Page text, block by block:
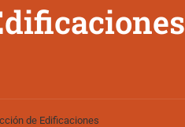
de Edificaciones